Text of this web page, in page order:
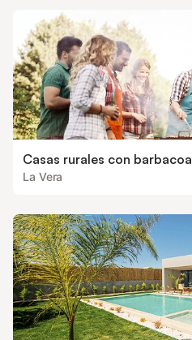
Casas rurales con barbacoa
La Vera